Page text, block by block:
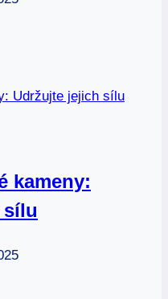
kameny:
sílu